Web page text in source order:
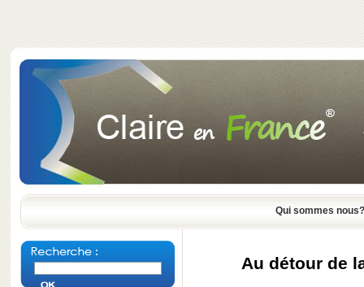
Qui sommes nous?
Au détour de